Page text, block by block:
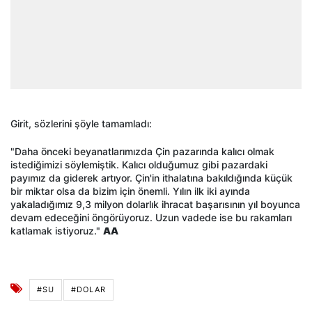
Girit, sözlerini şöyle tamamladı:
"Daha önceki beyanatlarımızda Çin pazarında kalıcı olmak
istediğimizi söylemiştik. Kalıcı olduğumuz gibi pazardaki
payımız da giderek artıyor. Çin'in ithalatına bakıldığında küçük
bir miktar olsa da bizim için önemli. Yılın ilk iki ayında
yakaladığımız 9,3 milyon dolarlık ihracat başarısının yıl boyunca
devam edeceğini öngörüyoruz. Uzun vadede ise bu rakamları
katlamak istiyoruz." AA
#SU #DOLAR